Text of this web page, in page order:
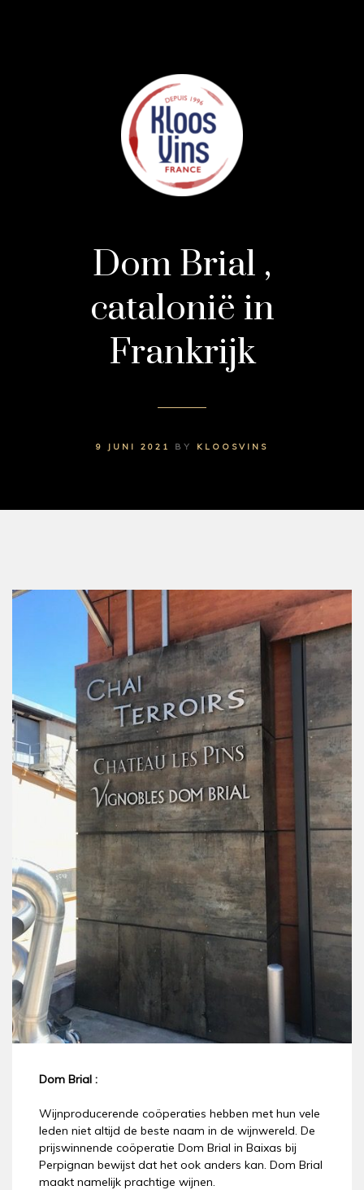
Dom Brial ,
catalonië in
Frankrijk
9 JUNI 2021 BY KLOOSVINS
Dom Brial :
Wijnproducerende coöperaties hebben met hun vele
leden niet altijd de beste naam in de wijnwereld. De
prijswinnende coöperatie Dom Brial in Baixas bij
Perpignan bewijst dat het ook anders kan. Dom Brial
maakt namelijk prachtige wijnen.